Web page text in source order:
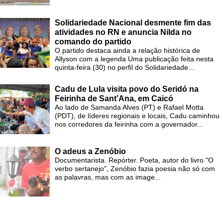
Solidariedade Nacional desmente fim das
atividades no RN e anuncia Nilda no
comando do partido
O partido destaca ainda a relação histórica de
Allyson com a legenda Uma publicação feita nesta
quinta-feira (30) no perfil do Solidariedade...
Cadu de Lula visita povo do Seridó na
Feirinha de Sant’Ana, em Caicó
Ao lado de Samanda Alves (PT) e Rafael Motta
(PDT), de líderes regionais e locais, Cadu caminhou
nos corredores da feirinha com a governador...
O adeus a Zenóbio
Documentarista. Repórter. Poeta, autor do livro "O
verbo sertanejo", Zenóbio fazia poesia não só com
as palavras, mas com as image...